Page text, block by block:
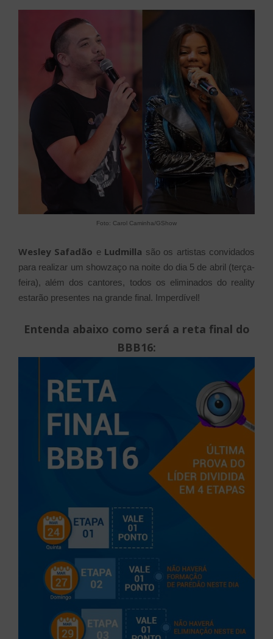
Foto: Carol Caminha/GShow
Wesley Safadão e Ludmilla são os artistas convidados
para realizar um showzaço na noite do dia 5 de abril (terça-
feira), além dos cantores, todos os eliminados do reality
estarão presentes na grande final. Imperdível!
Entenda abaixo como será a reta final do
BBB16: